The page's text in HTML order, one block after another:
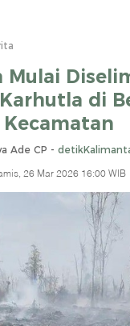
Mulai
di
Kecamatan
Ade CP -
26 Mar 2026 16:00 WIB